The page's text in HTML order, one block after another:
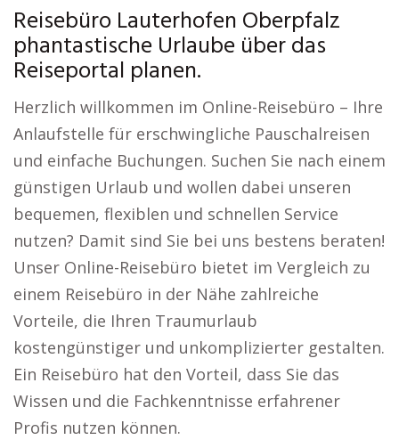
Reisebüro Lauterhofen Oberpfalz
phantastische Urlaube über das
Reiseportal planen.
Herzlich willkommen im Online-Reisebüro – Ihre
Anlaufstelle für erschwingliche Pauschalreisen
und einfache Buchungen. Suchen Sie nach einem
günstigen Urlaub und wollen dabei unseren
bequemen, flexiblen und schnellen Service
nutzen? Damit sind Sie bei uns bestens beraten!
Unser Online-Reisebüro bietet im Vergleich zu
einem Reisebüro in der Nähe zahlreiche
Vorteile, die Ihren Traumurlaub
kostengünstiger und unkomplizierter gestalten.
Ein Reisebüro hat den Vorteil, dass Sie das
Wissen und die Fachkenntnisse erfahrener
Profis nutzen können.